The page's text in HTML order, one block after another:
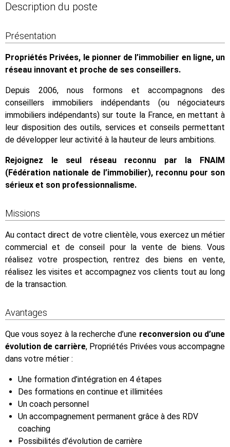
Description du poste
Présentation
Propriétés Privées, le pionner de l’immobilier en ligne, un
réseau innovant et proche de ses conseillers.
Depuis 2006, nous formons et accompagnons des
conseillers immobiliers indépendants (ou négociateurs
immobiliers indépendants) sur toute la France, en mettant à
leur disposition des outils, services et conseils permettant
de développer leur activité à la hauteur de leurs ambitions.
Rejoignez le seul réseau reconnu par la FNAIM
(Fédération nationale de l’immobilier), reconnu pour son
sérieux et son professionnalisme.
Missions
Au contact direct de votre clientèle, vous exercez un métier
commercial et de conseil pour la vente de biens. Vous
réalisez votre prospection, rentrez des biens en vente,
réalisez les visites et accompagnez vos clients tout au long
de la transaction.
Avantages
Que vous soyez à la recherche d’une reconversion ou d’une
évolution de carrière, Propriétés Privées vous accompagne
dans votre métier :
Une formation d’intégration en 4 étapes
Des formations en continue et illimitées
Un coach personnel
Un accompagnement permanent grâce à des RDV
coaching
Possibilités d’évolution de carrière